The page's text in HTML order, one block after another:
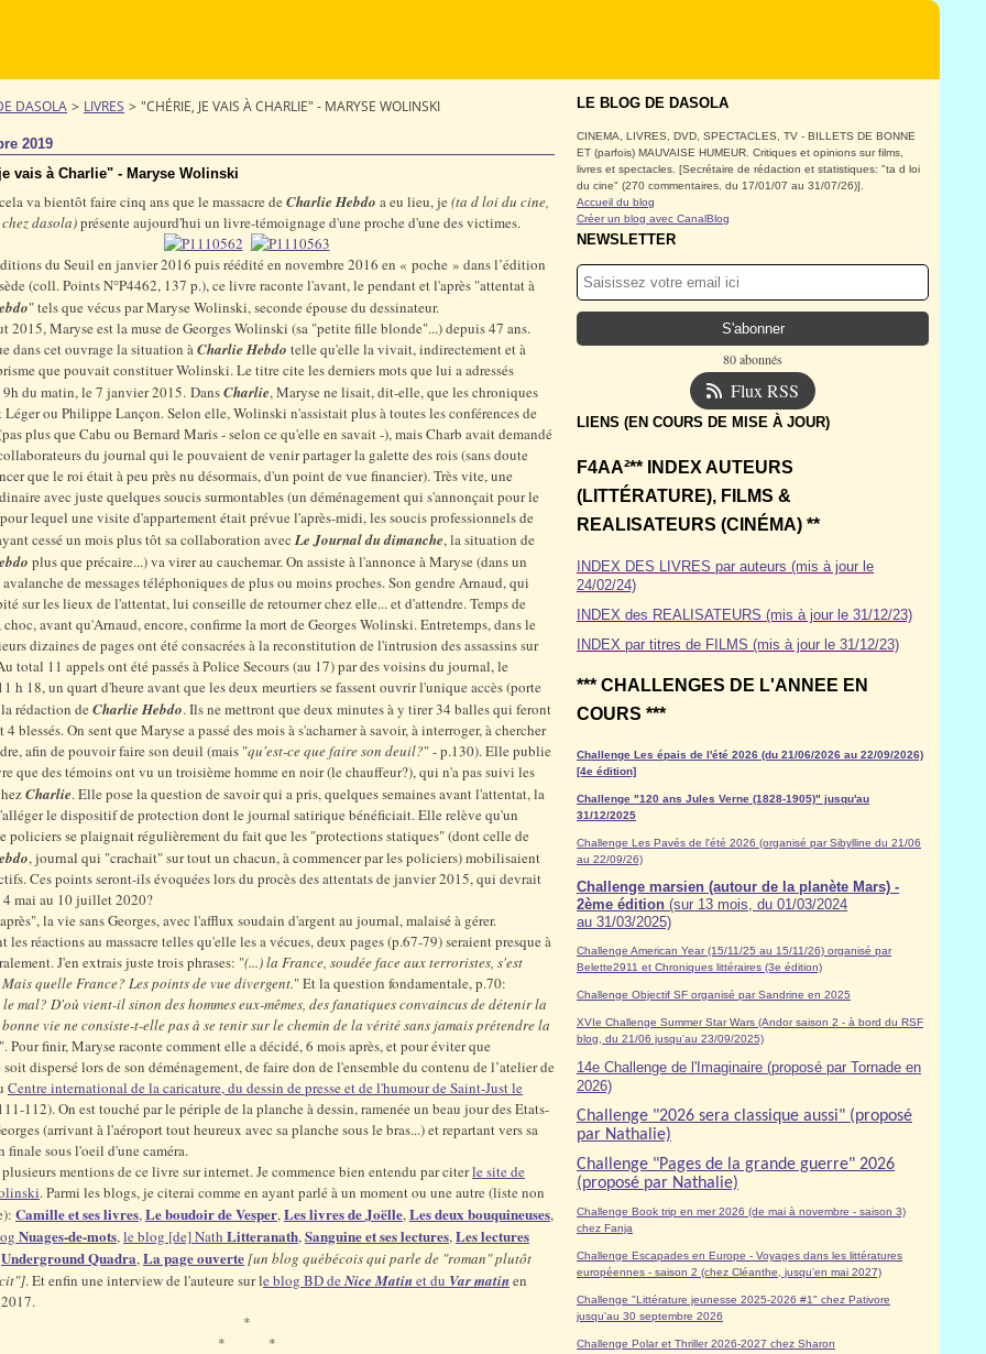
DASOLA > LIVRES > "CHÉRIE, JE VAIS À CHARLIE" - MARYSE WOLINSKI
2019
vais à Charlie" - Maryse Wolinski
va bientôt faire cinq ans que le massacre de Charlie Hebdo a eu lieu, je (ta d loi du cine,
dasola)présente aujourd'hui un livre-témoignage d'une proche d'une des victimes.
du Seuil en janvier 2016 puis réédité en novembre 2016 en « poche » dans l’édition
(coll. Points N°P4462, 137 p.), ce livre raconte l'avant, le pendant et l'après "attentat à
" tels que vécus par Maryse Wolinski, seconde épouse du dessinateur.
2015, Maryse est la muse de Georges Wolinski (sa "petite fille blonde"...) depuis 47 ans.
dans cet ouvrage la situation àCharlie Hebdo telle qu'elle la vivait, indirectement et à
que pouvait constituer Wolinski. Le titre cite les derniers mots que lui a adressés
9h du matin, le 7 janvier 2015. DansCharlie, Maryse ne lisait, dit-elle, que les chroniques
Léger ou Philippe Lançon. Selon elle, Wolinski n'assistait plus à toutes les conférences de
plus que Cabu ou Bernard Maris - selon ce qu'elle en savait -), mais Charb avait demandé
du journal qui le pouvaient de venir partager la galette des rois (sans doute
que le roi était à peu près nu désormais, d'un point de vue financier). Très vite, une
avec juste quelques soucis surmontables (un déménagement qui s'annonçait pour le
lequel une visite d'appartement était prévue l'après-midi, les soucis professionnels de
cessé un mois plus tôt sa collaboration avec Le Journal du dimanche, la situation de
plus que précaire...) va virer au cauchemar. On assiste à l'annonce à Maryse (dans un
de messages téléphoniques de plus ou moins proches. Son gendre Arnaud, qui
sur les lieux de l'attentat, lui conseille de retourner chez elle... et d'attendre. Temps de
avant qu'Arnaud, encore, confirme la mort de Georges Wolinski. Entretemps, dans le
dizaines de pages ont été consacrées à la reconstitution de l'intrusion des assassins sur
total 11 appels ont été passés à Police Secours (au 17) par des voisins du journal, le
h 18, un quart d'heure avant que les deux meurtiers se fassent ouvrir l'unique accès (porte
rédaction de Charlie Hebdo. Ils ne mettront que deux minutes à y tirer 34 balles qui feront
4 blessés. On sent que Maryse a passé des mois à s'acharner à savoir, à interroger, à chercher
afin de pouvoir faire son deuil (mais "qu'est-ce que faire son deuil?" - p.130). Elle publie
que des témoins ont vu un troisième homme en noir (le chauffeur?), qui n'a pas suivi les
Charlie. Elle pose la question de savoir qui a pris, quelques semaines avant l'attentat, la
le dispositif de protection dont le journal satirique bénéficiait. Elle relève qu'un
policiers se plaignait régulièrement du fait que les "protections statiques" (dont celle de
, journal qui "crachait" sur tout un chacun, à commencer par les policiers) mobilisaient
Ces points seront-ils évoquées lors du procès des attentats de janvier 2015, qui devrait
4 mai au 10 juillet 2020?
la vie sans Georges, avec l'afflux soudain d'argent au journal, malaisé à gérer.
les réactions au massacre telles qu'elle les a vécues, deux pages (p.67-79) seraient presque à
J'en extrais juste trois phrases: "(...) la France, soudée face aux terroristes, s'est
quelle France? Les points de vue divergent." Et la question fondamentale, p.70:
mal? D'où vient-il sinon des hommes eux-mêmes, des fanatiques convaincus de détenir la
vie ne consiste-t-elle pas à se tenir sur le chemin de la vérité sans jamais prétendre la
". Pour finir, Maryse raconte comment elle a décidé, 6 mois après, et pour éviter que
dispersé lors de son déménagement, de faire don de l'ensemble du contenu de l’atelier de
Centre international de la caricature, du dessin de presse et de l'humour de Saint-Just le
112). On est touché par le périple de la planche à dessin, ramenée un beau jour des Etats-
(arrivant à l'aéroport tout heureux avec sa planche sous le bras...) et repartant vers sa
finale sous l'oeil d'une caméra.
mentions de ce livre sur internet. Je commence bien entendu par citerle site de
. Parmi les blogs, je citerai comme en ayant parlé à un moment ou une autre (liste non
Camille et ses livres,Le boudoir de Vesper,Les livres de Joëlle,Les deux bouquineuses,
Nuages-de-mots,le blog [de] Nath Litteranath,Sanguine et ses lectures,Les lectures
Underground Quadra,La page ouverte[un blog québécois qui parle de "roman" plutôt
. Et enfin une interview de l'auteure sur le blog BD deNice Matinet du Var matinen
*
* *
LE BLOG DE DASOLA
CINEMA, LIVRES, DVD, SPECTACLES, TV - BILLETS DE BONNE
ET (parfois) MAUVAISE HUMEUR. Critiques et opinions sur films,
livres et spectacles. [Secrétaire de rédaction et statistiques: "ta d loi
du cine" (270 commentaires, du 17/01/07 au 31/07/26)].
Accueil du blog
Créer un blog avec CanalBlog
NEWSLETTER
80 abonnés
Flux RSS
LIENS (EN COURS DE MISE À JOUR)
F4AA²** INDEX AUTEURS
(LITTÉRATURE), FILMS &
REALISATEURS (CINÉMA) **
INDEX DES LIVRES par auteurs (mis à jour le
24/02/24)
INDEX des REALISATEURS (mis à jour le 31/12/23)
INDEX par titres de FILMS (mis à jour le 31/12/23)
*** CHALLENGES DE L'ANNEE EN
COURS ***
Challenge Les épais de l'été 2026 (du 21/06/2026 au 22/09/2026)
[4e édition]
Challenge "120 ans Jules Verne (1828-1905)" jusqu'au
31/12/2025
Challenge Les Pavés de l'été 2026 (organisé par Sibylline du 21/06
au 22/09/26)
Challenge marsien (autour de la planète Mars) -
2ème édition (sur 13 mois, du 01/03/2024
au 31/03/2025)
Challenge American Year (15/11/25 au 15/11/26) organisé par
Belette2911 et Chroniques littéraires (3e édition)
Challenge Objectif SF organisé par Sandrine en 2025
XVIe Challenge Summer Star Wars (Andor saison 2 - à bord du RSF
blog, du 21/06 jusqu'au 23/09/2025)
14e Challenge de l'Imaginaire (proposé par Tornade en
2026)
Challenge "2026 sera classique aussi" (proposé
par Nathalie)
Challenge "Pages de la grande guerre" 2026
(proposé par Nathalie)
Challenge Book trip en mer 2026 (de mai à novembre - saison 3)
chez Fanja
Challenge Escapades en Europe - Voyages dans les littératures
européennes - saison 2 (chez Cléanthe, jusqu'en mai 2027)
Challenge "Littérature jeunesse 2025-2026 #1" chez Pativore
jusqu'au 30 septembre 2026
Challenge Polar et Thriller 2026-2027 chez Sharon